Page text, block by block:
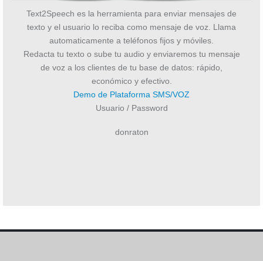
Text2Speech es la herramienta para enviar mensajes de
texto y el usuario lo reciba como mensaje de voz. Llama
automaticamente a teléfonos fijos y móviles.
Redacta tu texto o sube tu audio y enviaremos tu mensaje
de voz a los clientes de tu base de datos: rápido,
económico y efectivo.
Demo de Plataforma SMS/VOZ
Usuario / Password
donraton